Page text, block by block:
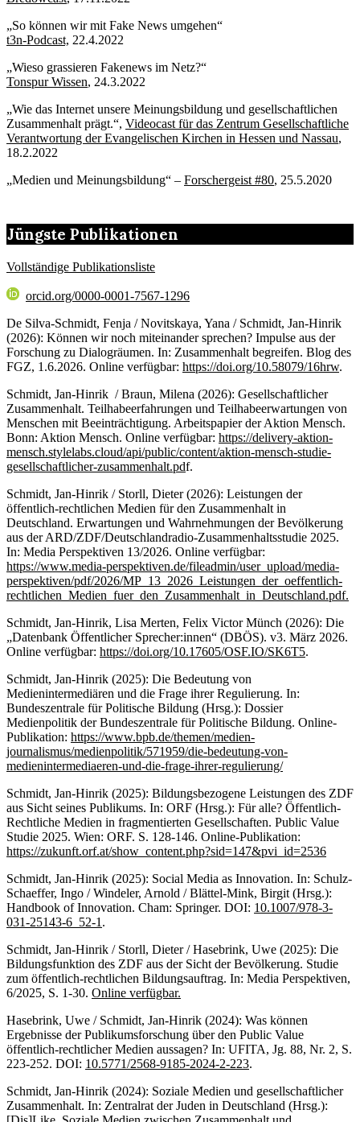
„So können wir mit Fake News umgehen“
t3n-Podcast, 22.4.2022
„Wieso grassieren Fakenews im Netz?“
Tonspur Wissen, 24.3.2022
„Wie das Internet unsere Meinungsbildung und gesellschaftlichen
Zusammenhalt prägt.“, Videocast für das Zentrum Gesellschaftliche
Verantwortung der Evangelischen Kirchen in Hessen und Nassau,
18.2.2022
„Medien und Meinungsbildung“ – Forschergeist #80, 25.5.2020
Jüngste Publikationen
Vollständige Publikationsliste
orcid.org/0000-0001-7567-1296
De Silva-Schmidt, Fenja / Novitskaya, Yana / Schmidt, Jan-Hinrik
(2026): Können wir noch miteinander sprechen? Impulse aus der
Forschung zu Dialogräumen. In: Zusammenhalt begreifen. Blog des
FGZ, 1.6.2026. Online verfügbar: https://doi.org/10.58079/16hrw.
Schmidt, Jan-Hinrik / Braun, Milena (2026): Gesellschaftlicher
Zusammenhalt. Teilhabeerfahrungen und Teilhabeerwartungen von
Menschen mit Beeinträchtigung. Arbeitspapier der Aktion Mensch.
Bonn: Aktion Mensch. Online verfügbar: https://delivery-aktion-
mensch.stylelabs.cloud/api/public/content/aktion-mensch-studie-
gesellschaftlicher-zusammenhalt.pdf.
Schmidt, Jan-Hinrik / Storll, Dieter (2026): Leistungen der
öffentlich-rechtlichen Medien für den Zusammenhalt in
Deutschland. Erwartungen und Wahrnehmungen der Bevölkerung
aus der ARD/ZDF/Deutschlandradio-Zusammenhaltsstudie 2025.
In: Media Perspektiven 13/2026. Online verfügbar:
https://www.media-perspektiven.de/fileadmin/user_upload/media-
perspektiven/pdf/2026/MP_13_2026_Leistungen_der_oeffentlich-
rechtlichen_Medien_fuer_den_Zusammenhalt_in_Deutschland.pdf.
Schmidt, Jan-Hinrik, Lisa Merten, Felix Victor Münch (2026): Die
„Datenbank Öffentlicher Sprecher:innen“ (DBÖS). v3. März 2026.
Online verfügbar: https://doi.org/10.17605/OSF.IO/SK6T5.
Schmidt, Jan-Hinrik (2025): Die Bedeutung von
Medienintermediären und die Frage ihrer Regulierung. In:
Bundeszentrale für Politische Bildung (Hrsg.): Dossier
Medienpolitik der Bundeszentrale für Politische Bildung. Online-
Publikation: https://www.bpb.de/themen/medien-
journalismus/medienpolitik/571959/die-bedeutung-von-
medienintermediaeren-und-die-frage-ihrer-regulierung/
Schmidt, Jan-Hinrik (2025): Bildungsbezogene Leistungen des ZDF
aus Sicht seines Publikums. In: ORF (Hrsg.): Für alle? Öffentlich-
Rechtliche Medien in fragmentierten Gesellschaften. Public Value
Studie 2025. Wien: ORF. S. 128-146. Online-Publikation:
https://zukunft.orf.at/show_content.php?sid=147&pvi_id=2536
Schmidt, Jan-Hinrik (2025): Social Media as Innovation. In: Schulz-
Schaeffer, Ingo / Windeler, Arnold / Blättel-Mink, Birgit (Hrsg.):
Handbook of Innovation. Cham: Springer. DOI: 10.1007/978-3-
031-25143-6_52-1 .
Schmidt, Jan-Hinrik / Storll, Dieter / Hasebrink, Uwe (2025): Die
Bildungsfunktion des ZDF aus der Sicht der Bevölkerung. Studie
zum öffentlich-rechtlichen Bildungsauftrag. In: Media Perspektiven,
6/2025, S. 1-30. Online verfügbar.
Hasebrink, Uwe / Schmidt, Jan-Hinrik (2024): Was können
Ergebnisse der Publikumsforschung über den Public Value
öffentlich-rechtlicher Medien aussagen? In: UFITA, Jg. 88, Nr. 2, S.
223-252. DOI: 10.5771/2568-9185-2024-2-223.
Schmidt, Jan-Hinrik (2024): Soziale Medien und gesellschaftlicher
Zusammenhalt. In: Zentralrat der Juden in Deutschland (Hrsg.):